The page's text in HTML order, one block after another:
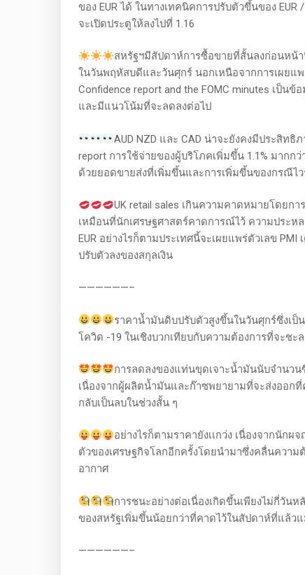
ของ EUR ได้ ในทางเทคนิคการปรับตัวขึ้นของ
จะเปิดประตูให้ลงไปที่ 1.16
สหรัฐฯมีสัปดาห์การซื้อขายที่สั้นลงก่อนหน้
ในวันพฤหัสบดีและวันศุกร์ นอกเหนือจากการเผยแ
Confidence report and the FOMC minutes เป็
และมีแนวโน้มที่จะลดลงต่อไป
AUD NZD และ CAD น่าจะยังคงมีประสิทธิ
report การใช้จ่ายของผู้บริโภคเพิ่มขึ้น 1.1% มาก
ด้วยยอดขายส่งที่เพิ่มขึ้นและการเพิ่มขึ้นของกรณีไ
UK retail sales เกินความคาดหมายโดยก
เหมือนที่นักเศรษฐศาสตร์คาดการณ์ไว้ ความประหล
EUR อย่างไรก็ตามประเทศนี้จะเผยแพร่ตัวเลข
ปรับตัวลงของสกุลเงิน
——————–
ราคาน้ำมันดิบปรับตัวสูงขึ้นในวันศุกร์ซึ่งเ
โควิด -19 ในเชิงบวกเทียบกับความต้องการที่จะชะ
การลดลงของแท่นขุดเจาะน้ำมันนับจำนว
เนื่องจากผู้ผลิตน้ำมันและก๊าซพยายามที่จะส่งออก
กลับเป็นลบในช่วงสั้น ๆ
อย่างไรก็ตามราคายังเเกว่ง เนื่องจากนัก
ตัวของเศรษฐกิจโลกอีกครั้งโดยนำมาซึ่งคลื่นควา
อากาศ
การชนะอย่างต่อเนื่องเกิดขึ้นเพียงไม่กี่วัน
ของสหรัฐเพิ่มขึ้นน้อยกว่าที่คาดไว้ในสัปดาห์ที่แล้ว
——————–